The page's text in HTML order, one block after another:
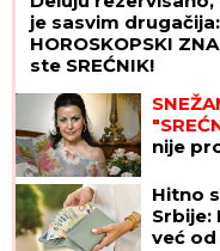
je sasvim drugačija:
HOROSKOPSKI
ste SREĆNIK!
nije
Hitno
Srbije:
već